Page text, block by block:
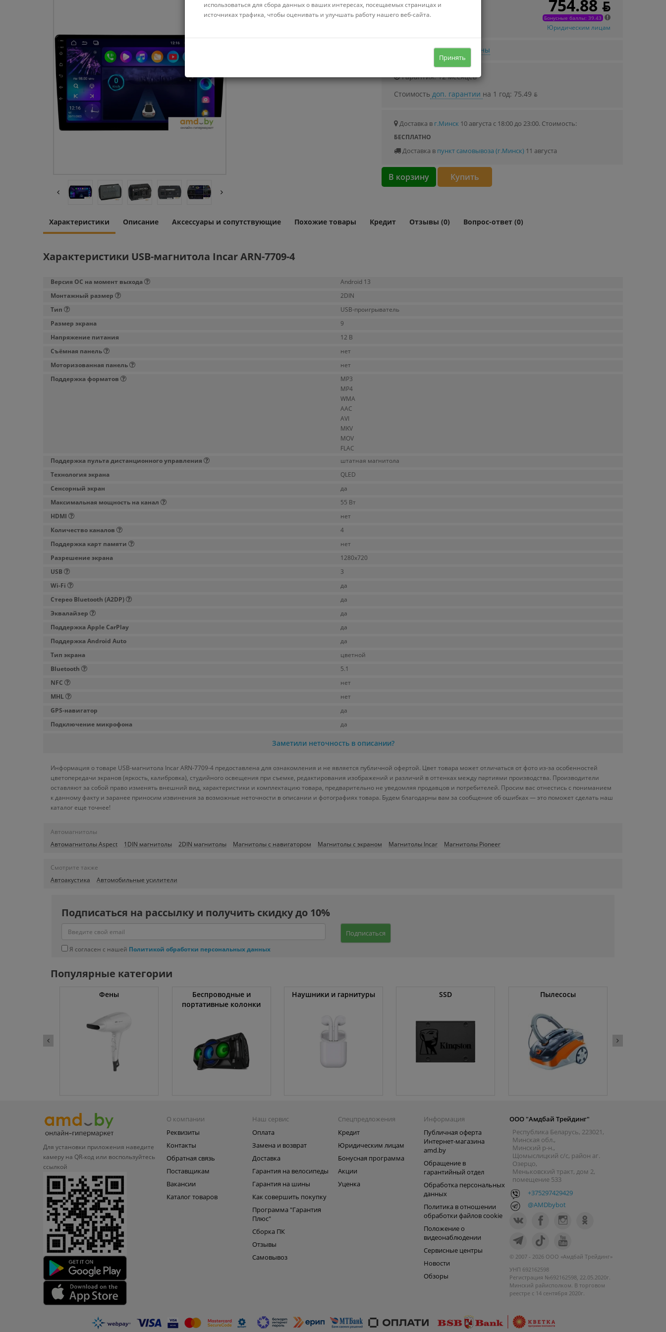
Можно купить в кредит
Стоимость от 11.72 ƃ/мec.
754.88 ƃ
Бонусные баллы: 39.43
Юридическим лицам
Узнать о снижении цены
Гарантия: 12 месяцев
Стоимостьдоп. гарантии на 1 год: 75.49 ƃ
Доставка в г.Минск 10 августа с 18:00 до 23:00. Стоимость:
БЕСПЛАТНО
Доставка в пункт самовывоза (г.Минск)11 августа
В корзину Купить
Характеристики Описание Аксессуары и сопутствующие Похожие товары Кредит Отзывы (0) Вопрос-ответ (0)
Характеристики USB-магнитола Incar ARN-7709-4
Версия ОС на момент выхода
Android 13
Монтажный размер
2DIN
Тип
USB-проигрыватель
Размер экрана
9
Напряжение питания
12 В
Съёмная панель
нет
Моторизованная панель
нет
Поддержка форматов
MP3
MP4
WMA
AAC
AVI
MKV
MOV
FLAC
Поддержка пульта дистанционного управления
штатная магнитола
Технология экрана
QLED
Сенсорный экран
да
Максимальная мощность на канал
55 Вт
HDMI
нет
Количество каналов
4
Поддержка карт памяти
нет
Разрешение экрана
1280x720
USB
3
Wi-Fi
да
Стерео Bluetooth (A2DP)
да
Эквалайзер
да
Поддержка Apple CarPlay
да
Поддержка Android Auto
да
Тип экрана
цветной
Bluetooth
5.1
NFC
нет
MHL
нет
GPS-навигатор
да
Подключение микрофона
да
Заметили неточность в описании?
Информация о товаре USB-магнитола Incar ARN-7709-4 предоставлена для ознакомления и не является публичной офертой. Цвет товара может отличаться от фото из-за особенностей
цветопередачи экранов (яркость, калибровка), студийного освещения при съемке, редактирования изображений и различий в оттенках между партиями производства. Производители
оставляют за собой право изменять внешний вид, характеристики и комплектацию товара, предварительно не уведомляя продавцов и потребителей. Просим вас отнестись с пониманием
к данному факту и заранее приносим извинения за возможные неточности в описании и фотографиях товара. Будем благодарны вам за сообщение об ошибках — это поможет сделать наш
каталог еще точнее!
Автомагнитолы
Автомагнитолы Aspect
1DIN магнитолы 2DIN магнитолы Магнитолы с навигатором Магнитолы с экраном Магнитолы Incar Магнитолы Pioneer
Смотрите также
Автоакустика
Автомобильные усилители
Подписаться на рассылку и получить скидку до 10%
Подписаться
Я согласен с нашей Политикой обработки персональных данных
Популярные категории
Фены
Беспроводные и
портативные колонки
Наушники и гарнитуры SSD Пылесосы
использоваться для сбора данных о ваших интересах, посещаемых страницах и
источниках трафика, чтобы оценивать и улучшать работу нашего веб-сайта.
Принять
Для установки приложения наведите
камеру на QR‑код или воспользуйтесь
ссылкой
О компании
Реквизиты
Контакты
Обратная связь
Поставщикам
Вакансии
Каталог товаров
Наш сервис
Оплата
Замена и возврат
Доставка
Гарантия на велосипеды
Гарантия на шины
Как совершить покупку
Программа "Гарантия
Плюс"
Сборка ПК
Отзывы
Самовывоз
Спецпредложения
Кредит
Юридическим лицам
Бонусная программа
Акции
Уценка
Информация
Публичная оферта
Интернет-магазина
amd.by
Обращение в
гарантийный отдел
Обработка персональных
данных
Политика в отношении
обработки файлов cookie
Положение о
видеонаблюдении
Сервисные центры
Новости
Обзоры
ООО "Амдбай Трейдинг"
Республика Беларусь, 223021,
Минская обл.,
Минский р-н.,
Щомыслицкий с/с, район аг.
Озерцо,
Меньковский тракт, дом 2,
помещение 533
+375297429429
@AMDbybot
© 2007 - 2026 ООО «Амдбай Трейдинг»
УНП 692162598
Регистрация №692162598, 22.05.2020г.
Минский райисполком. В торговом
реестре с 14 сентября 2020г.